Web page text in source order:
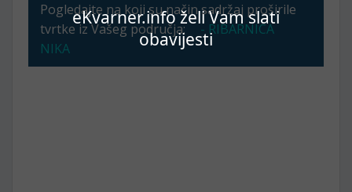
eKvarner.info želi Vam slati
obavijesti
Pogledajte na koji su način sadržaj proširile
tvrtke iz Vašeg područja:
- RIBARNICA
NIKA